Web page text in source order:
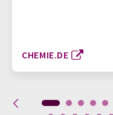
CHEMIE.DE